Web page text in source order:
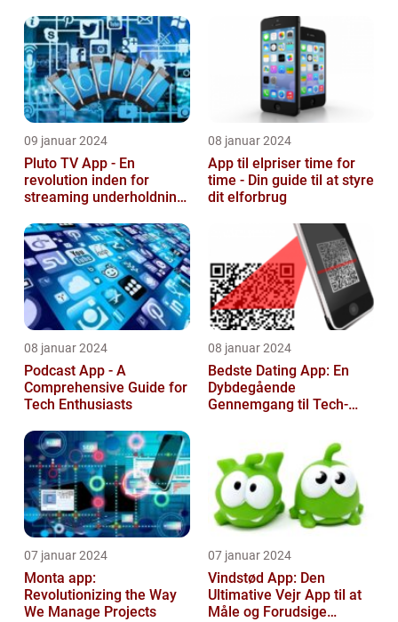
09 januar 2024
Pluto TV App - En
revolution inden for
streaming underholdning
08 januar 2024
App til elpriser time for
time - Din guide til at styre
dit elforbrug
08 januar 2024
Podcast App - A
Comprehensive Guide for
Tech Enthusiasts
08 januar 2024
Bedste Dating App: En
Dybdegående
Gennemgang til Tech-
07 januar 2024
Monta app:
Revolutionizing the Way
We Manage Projects
07 januar 2024
Vindstød App: Den
Ultimative Vejr App til at
Måle og Forudsige